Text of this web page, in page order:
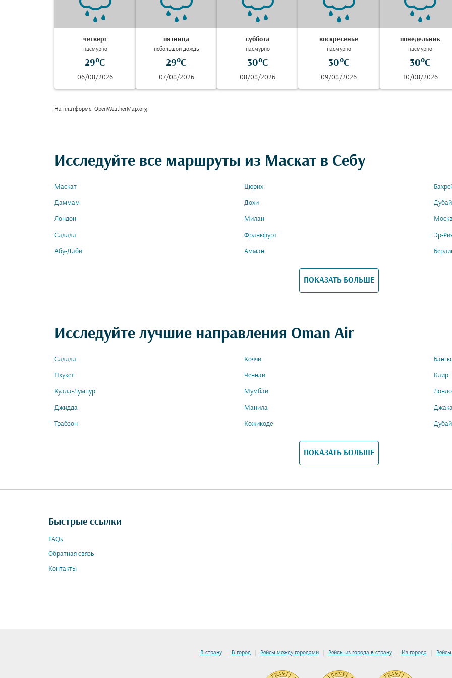
четверг
пасмурно
29°C
06/08/2026
пятница
небольшой дождь
29°C
07/08/2026
суббота
пасмурно
30°C
08/08/2026
воскресенье
пасмурно
30°C
09/08/2026
понедельник
пасмурно
30°C
10/08/2026
На платформе: OpenWeatherMap.org
Исследуйте все маршруты из Маскат в Себу
Маскат Цюрих
Даммам Дохи Дубай
Лондон Милан
Салала Франкфурт Эр-
Абу-Даби Амман
ПОКАЗАТЬ БОЛЬШЕ
Исследуйте лучшие направления Oman Air
Салала Коччи
Пхукет Ченнаи Каир
Куала-Лумпур Мумбаи
Джидда Манила
Трабзон Кожикоде Дубай
ПОКАЗАТЬ БОЛЬШЕ
Быстрые ссылки
FAQs
Обратная связь
Контакты
В страну | В город | Рейсы между городами | Рейсы из города в страну | Из города |